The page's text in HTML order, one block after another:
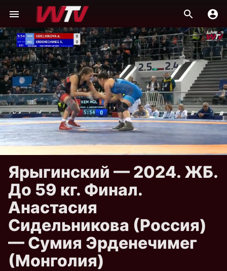
Ярыгинский — 2024. ЖБ.
До 59 кг. Финал.
Анастасия
Сидельникова (Россия)
— Сумия Эрденечимег
(Монголия)